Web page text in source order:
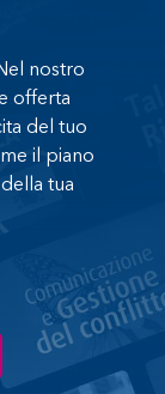
nostro
offerta
del tuo
il piano
tua